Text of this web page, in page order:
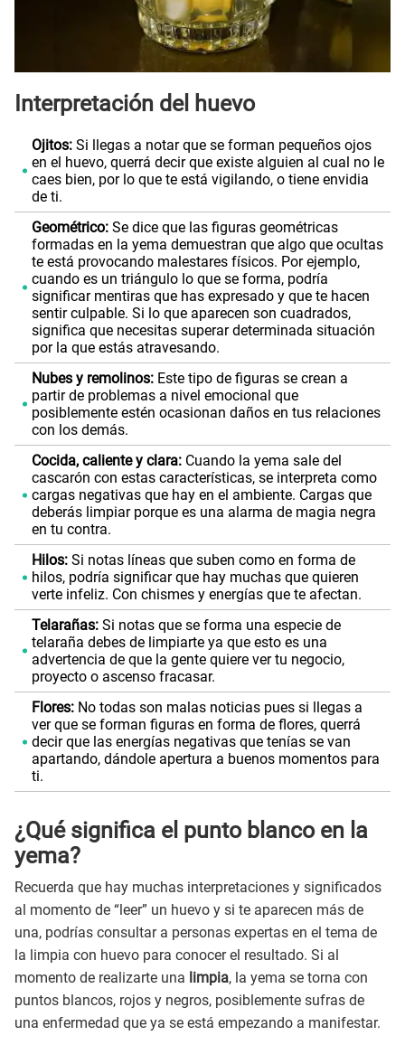
Interpretación del huevo
Ojitos:Si llegas a notar que se forman pequeños ojos
en el huevo, querrá decir que existe alguien al cual no le
caes bien, por lo que te está vigilando, o tiene envidia
de ti.
Geométrico:Se dice que las figuras geométricas
formadas en la yema demuestran que algo que ocultas
te está provocando malestares físicos. Por ejemplo,
cuando es un triángulo lo que se forma, podría
significar mentiras que has expresado y que te hacen
sentir culpable. Si lo que aparecen son cuadrados,
significa que necesitas superar determinada situación
por la que estás atravesando.
Nubes y remolinos:Este tipo de figuras se crean a
partir de problemas a nivel emocional que
posiblemente estén ocasionan daños en tus relaciones
con los demás.
Cocida, caliente y clara:Cuando la yema sale del
cascarón con estas características, se interpreta como
cargas negativas que hay en el ambiente. Cargas que
deberás limpiar porque es una alarma de magia negra
en tu contra.
Hilos: Si notas líneas que suben como en forma de
hilos, podría significar que hay muchas que quieren
verte infeliz. Con chismes y energías que te afectan.
Telarañas: Si notas que se forma una especie de
telaraña debes de limpiarte ya que esto es una
advertencia de que la gente quiere ver tu negocio,
proyecto o ascenso fracasar.
Flores:No todas son malas noticias pues si llegas a
ver que se forman figuras en forma de flores, querrá
decir que las energías negativas que tenías se van
apartando, dándole apertura a buenos momentos para
ti.
¿Qué significa el punto blanco en la
yema?
Recuerda que hay muchas interpretaciones y significados
al momento de “leer” un huevo y si te aparecen más de
una, podrías consultar a personas expertas en el tema de
la limpia con huevo para conocer el resultado. Si al
momento de realizarte una limpia, la yema se torna con
puntos blancos, rojos y negros, posiblemente sufras de
una enfermedad que ya se está empezando a manifestar.